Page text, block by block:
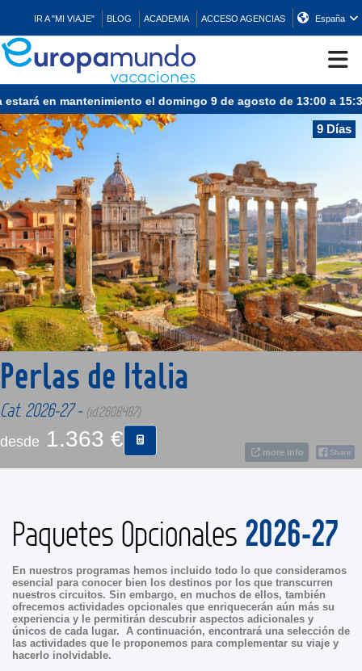
IR A "MI VIAJE" BLOG ACADEMIA ACCESO AGENCIAS España
CRUCEROS
ASIA
ORIENTE
PROMOCIONES
COMPRAR
en mantenimiento el domingo 9 de agosto de 13:00 a 15:30
9 Días
more info
Perlas de Italia
Cat. 2026-27 - (id:2608487)
desde 1.363 €
Paquetes Opcionales 2026-27
En nuestros programas hemos incluido todo lo que consideramos
esencial para conocer bien los destinos por los que transcurren
nuestros circuitos. Sin embargo, en muchos de ellos, también
ofrecemos actividades opcionales que enriquecerán aún más su
experiencia y le permitirán descubrir aspectos adicionales y
únicos de cada lugar. A continuación, encontrará una selección de
las actividades que le proponemos para complementar su viaje y
hacerlo inolvidable.